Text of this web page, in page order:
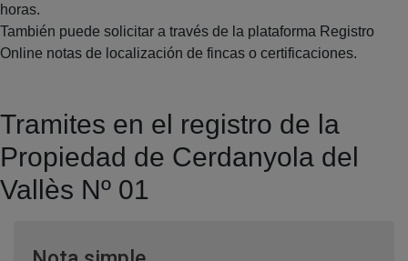
horas.
También puede solicitar a través de la plataforma Registro
Online notas de localización de fincas o certificaciones.
Tramites en el registro de la
Propiedad de Cerdanyola del
Vallès Nº 01